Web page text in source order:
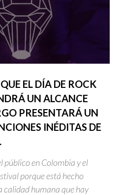
EL DÍA DE ROCK
UN ALCANCE
PRESENTARÁ UN
INÉDITAS DE
público en Colombia y el
porque está hecho
calidad humana que hay